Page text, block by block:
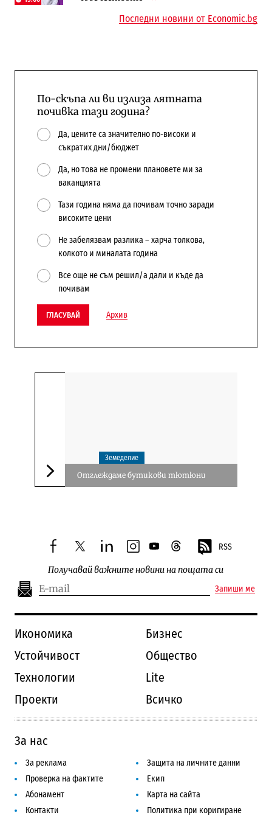
Последни новини от Economic.bg
По-скъпа ли ви излиза лятната
почивка тази година?
Да, цените са значително по-високи и
съкратих дни/бюджет
Да, но това не промени плановете ми за
ваканцията
Тази година няма да почивам точно заради
високите цени
Не забелязвам разлика – харча толкова,
колкото и миналата година
Все още не съм решил/а дали и къде да
почивам
ГЛАСУВАЙ Архив
Следваща новина
Земеделие
Отглеждаме бутикови тютюни
facebooktwitterlinkedininstagram
youtubethreads RSS
Получавай важните новини на пощата си
Запиши ме
Икономика
Бизнес
Устойчивост
Общество
Технологии
Lite
Проекти
Всичко
За нас
За реклама
Защита на личните данни
Проверка на фактите
Екип
Абонамент
Карта на сайта
Контакти
Политика при коригиране